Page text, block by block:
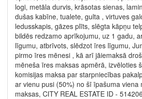
logi, metāla durvis, krāsotas sienas,
dušas kabīne, tualete, gulta , virtuves
ledusskapis, gāzes plīts, slēgta kāpņu
bildēs redzamo aprīkojumu, uz 1 gadu,
līgumu, atbrīvots, slēdzot īres līgumu,
pirmo īres mēnesi , kā arī jāiemaksā
mēneša īres maksas apmērā, izvēloties
komisijas maksa par starpniecības
ar vienu pusi (50%) no šī īpašuma viena
maksas, CITY REAL ESTATE ID - 514206